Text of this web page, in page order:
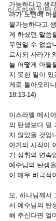
이스라엘 일반
가능하다고 생
라가 노년에 아
불가능하다고
게 하셨던 말씀
우연일 수 없습
르시되 사라가
늘 어떻게 아들
지 못한 일이
게로 돌아오리
18:13-14)
이스라엘 메시
의 탄생보다 덜
지 않았을 것입
야기의 시작이
기 성취의 연속
예수님의 탄생
이 매우 비극적
오, 하나님께서
서 예수님의 탄
해 주신다면 얼